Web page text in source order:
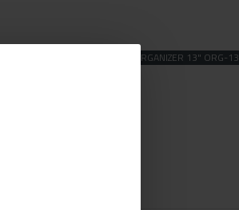
MANO ORGANIZER 13" ORG-13